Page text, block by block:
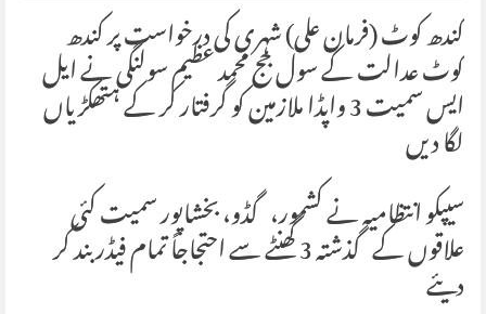
کندھ کوٹ (فرمان علی) شہری کی درخواست پر کندھ
کوٹ عدالت کے سول جج محمد عظيم سولنگی نے ایل
ایس سمیت 3 واپڈا ملازمین کو گرفتار کر کے ہتھکڑیاں
لگا دیں
سیپکو انتظامیہ نے کشمور، گڈو، بخشاپور سمیت کئی
علاقوں کے گذشتہ 3 گھنٹے سے احتجاجاً تمام فیڈر بند کر
دیئے